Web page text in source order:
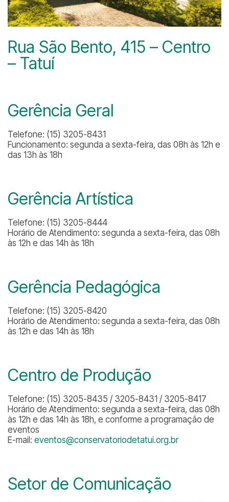
Rua São Bento, 415 – Centro
– Tatuí
Gerência Geral
Telefone: (15) 3205-8431
Funcionamento: segunda a sexta-feira, das 08h às 12h e
das 13h às 18h
Gerência Artística
Telefone: (15) 3205-8444
Horário de Atendimento: segunda a sexta-feira, das 08h
às 12h e das 14h às 18h
Gerência Pedagógica
Telefone: (15) 3205-8420
Horário de Atendimento: segunda a sexta-feira, das 08h
às 12h e das 14h às 18h
Centro de Produção
Telefone: (15) 3205-8435 / 3205-8431 / 3205-8417
Horário de Atendimento: segunda a sexta-feira, das 08h
às 12h e das 14h às 18h, e conforme a programação de
eventos
E-mail: eventos@conservatoriodetatui.org.br
Setor de Comunicação